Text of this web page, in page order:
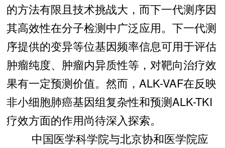
的方法有限且技术挑战大，而下一代测序因
其高效性在分子检测中广泛应用。下一代测
序提供的变异等位基因频率信息可用于评估
肿瘤纯度、肿瘤内异质性等，对靶向治疗效
果有一定预测价值。然而，ALK-VAF在反映
非小细胞肺癌基因组复杂性和预测ALK-TKI
疗效方面的作用尚待深入探索。
中国医学科学院与北京协和医学院应